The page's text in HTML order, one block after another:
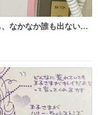
なかなか誰も出ないこ
話せばいいか」が見え